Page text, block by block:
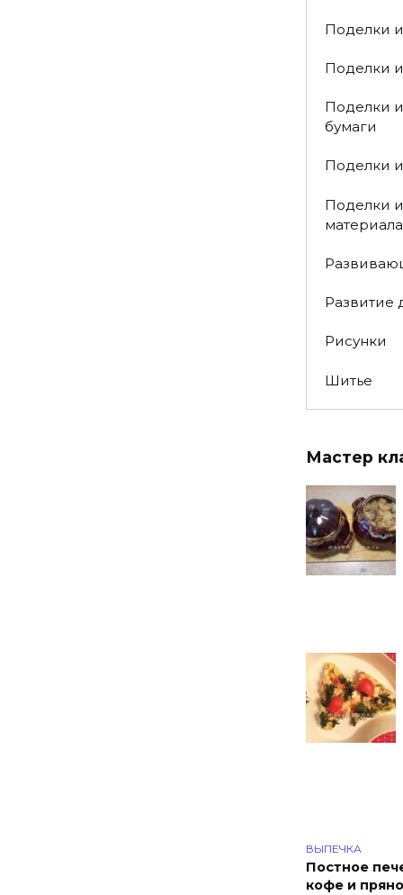
Поделки
Поделки
Поделки
бумаги
Поделки
Поделки
материала
Развитие
Рисунки
Шитье
Мастер
ВЫПЕЧКА
Постное
кофе и